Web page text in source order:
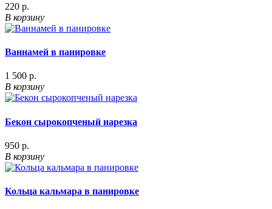
220 р.
В корзину
Ваннамей в панировке
1 500 р.
В корзину
Бекон сырокопченый нарезка
950 р.
В корзину
Кольца кальмара в панировке